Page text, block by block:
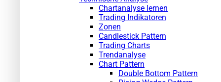
Chartanalyse lernen
Trading Indikatoren
Zonen
Candlestick Pattern
Trading Charts
Trendanalyse
Chart Pattern
Double Bottom Pattern